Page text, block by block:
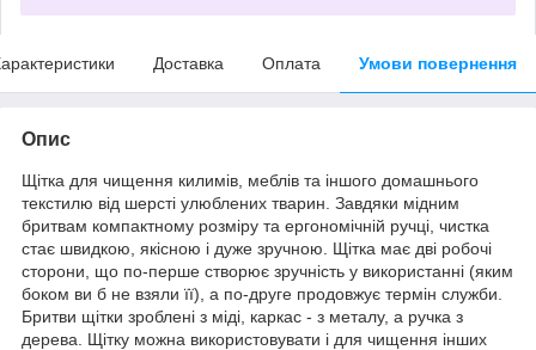
Доставка Оплата Умови повернення
Опис
Щітка для чищення килимів, меблів та іншого домашнього
текстилю від шерсті улюблених тварин. Завдяки мідним
бритвам компактному розміру та ергономічній ручці, чистка
стає швидкою, якісною і дуже зручною. Щітка має дві робочі
сторони, що по-перше створює зручність у використанні (яким
боком ви б не взяли її), а по-друге продовжує термін служби.
Бритви щітки зроблені з міді, каркас - з металу, а ручка з
дерева. Щітку можна використовувати і для чищення інших